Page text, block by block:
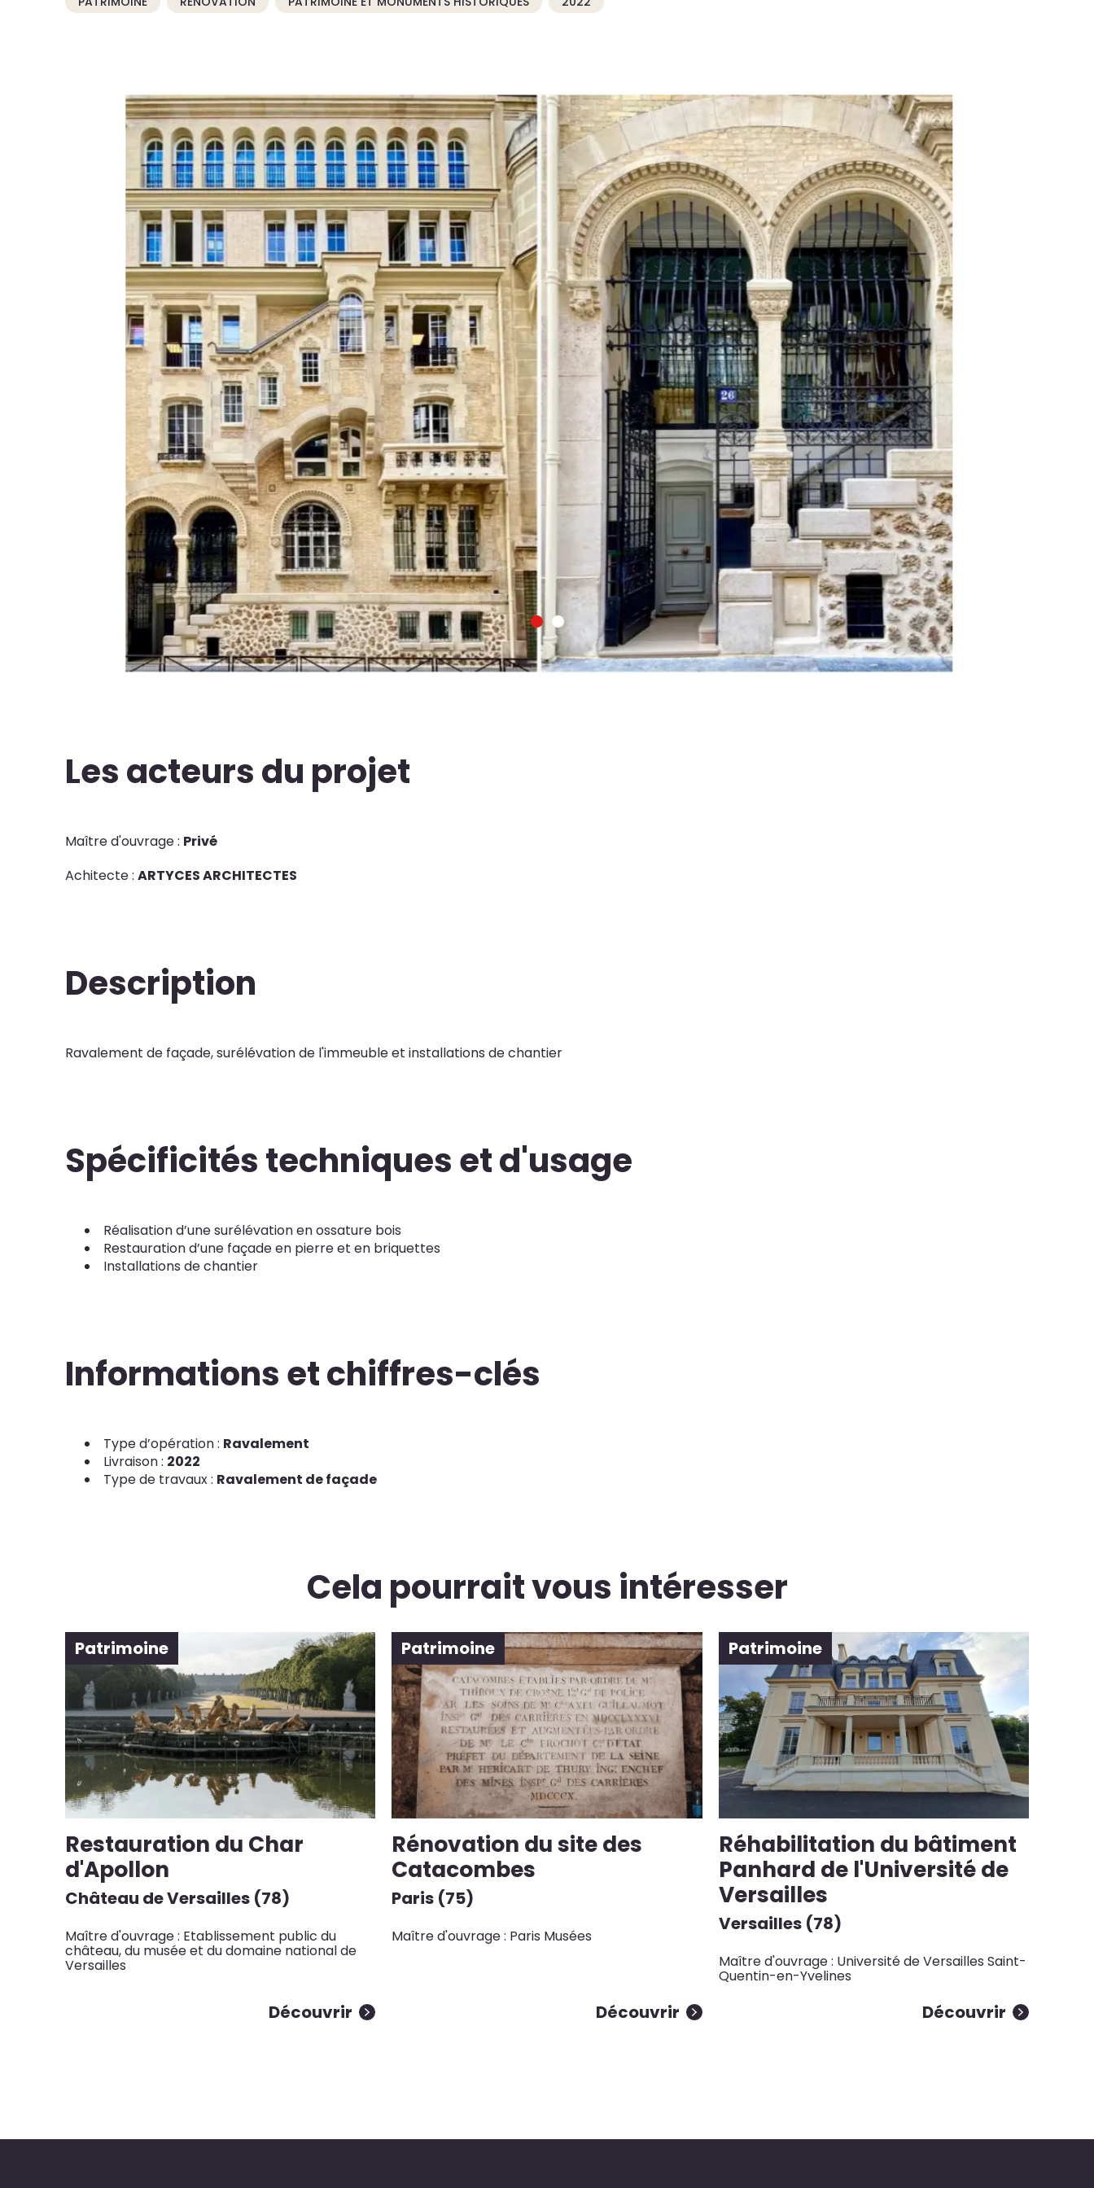
Les acteurs du projet
Maître d'ouvrage : Privé
Achitecte : ARTYCES ARCHITECTES
Description
Ravalement de façade, surélévation de l'immeuble et installations de chantier
Spécificités techniques et d'usage
Réalisation d’une surélévation en ossature bois
Restauration d’une façade en pierre et en briquettes
Installations de chantier
Informations et chiffres-clés
Type d’opération : Ravalement
Livraison : 2022
Type de travaux : Ravalement de façade
Cela pourrait vous intéresser
Patrimoine
Restauration du Char
d'Apollon
Château de Versailles (78)
Maître d'ouvrage : Etablissement public du
château, du musée et du domaine national de
Versailles
Découvrir
Patrimoine
Rénovation du site des
Catacombes
Paris (75)
Maître d'ouvrage : Paris Musées
Découvrir
Patrimoine
Réhabilitation du bâtiment
Panhard de l'Université de
Versailles
Versailles (78)
Maître d'ouvrage : Université de Versailles Saint-
Quentin-en-Yvelines
Découvrir